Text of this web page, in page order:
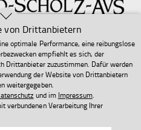
Sven Baum
von Drittanbietern
optimale Performance, eine reibungslose
empfiehlt es sich, der
Drittanbieter zuzustimmen. Dafür werden
der Website von Drittanbietern
weitergegeben.
und im Impressum.
verbundenen Verarbeitung Ihrer